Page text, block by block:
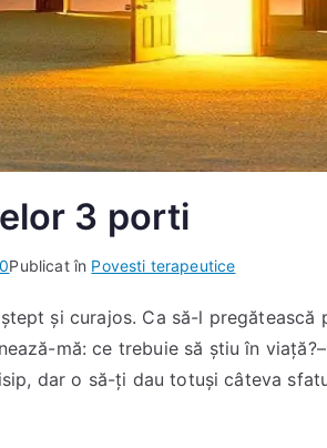
3 porti
Publicat în Povesti terapeutice
şi curajos. Ca să-l
mă: ce trebuie să ştiu în
dar o să-ţi dau totuşi câteva